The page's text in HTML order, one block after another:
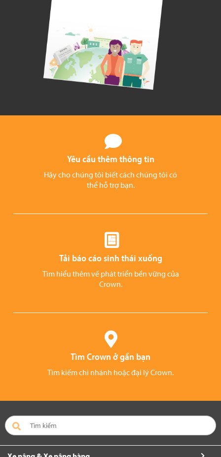
Yêu cầu thêm thông tin
Hãy cho chúng tôi biết cách chúng tôi có
thể hỗ trợ bạn.
Tải báo cáo sinh thái xuống
Tìm hiểu thêm về phát triển bền vững của
Crown.
Tìm Crown ở gần bạn
Tìm kiếm chi nhánh hoặc đại lý Crown.